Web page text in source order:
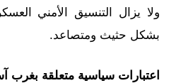
ولا يزال التنسيق الأمني
بشكل حثيث ومتصاعد.
اعتبارات سياسية متعلقة بغرب